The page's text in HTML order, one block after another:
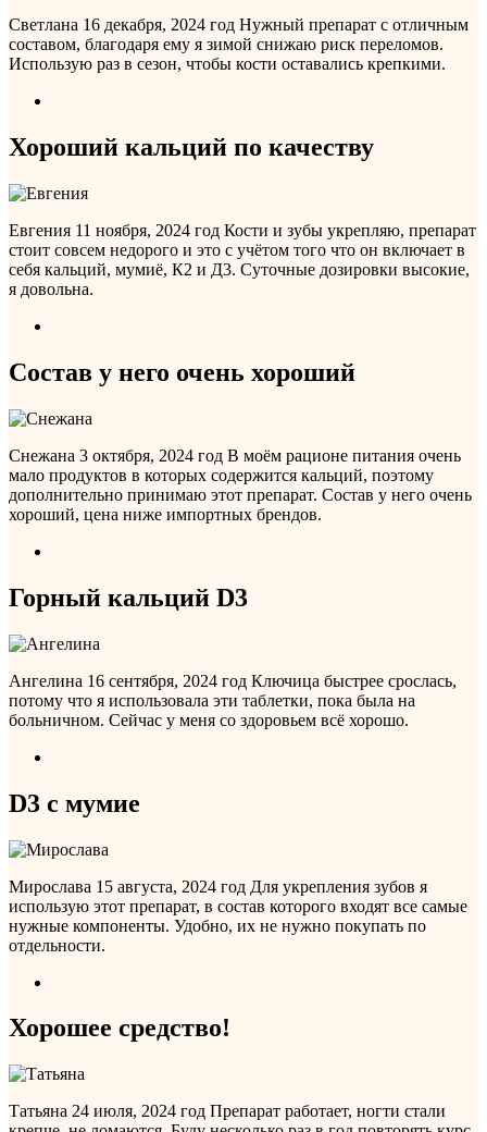
Светлана 16 декабря, 2024 год Нужный препарат с отличным
составом, благодаря ему я зимой снижаю риск переломов.
Использую раз в сезон, чтобы кости оставались крепкими.
Хороший кальций по качеству
Евгения 11 ноября, 2024 год Кости и зубы укрепляю, препарат
стоит совсем недорого и это с учётом того что он включает в
себя кальций, мумиё, К2 и Д3. Суточные дозировки высокие,
я довольна.
Состав у него очень хороший
Снежана 3 октября, 2024 год В моём рационе питания очень
мало продуктов в которых содержится кальций, поэтому
дополнительно принимаю этот препарат. Состав у него очень
хороший, цена ниже импортных брендов.
Горный кальций D3
Ангелина 16 сентября, 2024 год Ключица быстрее срослась,
потому что я использовала эти таблетки, пока была на
больничном. Сейчас у меня со здоровьем всё хорошо.
D3 с мумие
Мирослава 15 августа, 2024 год Для укрепления зубов я
использую этот препарат, в состав которого входят все самые
нужные компоненты. Удобно, их не нужно покупать по
отдельности.
Хорошее средство!
Татьяна 24 июля, 2024 год Препарат работает, ногти стали